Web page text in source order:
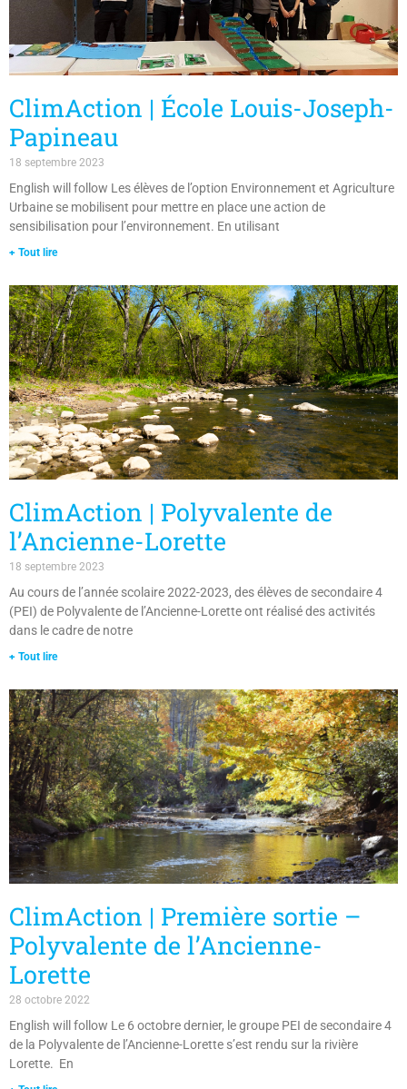
ClimAction | École Louis-Joseph-
Papineau
18 septembre 2023
English will follow Les élèves de l’option Environnement et Agriculture
Urbaine se mobilisent pour mettre en place une action de
sensibilisation pour l’environnement. En utilisant
ClimAction | Polyvalente de
l’Ancienne-Lorette
Au cours de l’année scolaire 2022-2023, des élèves de secondaire 4
(PEI) de Polyvalente de l’Ancienne-Lorette ont réalisé des activités
dans le cadre de notre
ClimAction | Première sortie –
Polyvalente de l’Ancienne-
Lorette
English will follow Le 6 octobre dernier, le groupe PEI de secondaire 4
de la Polyvalente de l’Ancienne-Lorette s’est rendu sur la rivière
Lorette. En